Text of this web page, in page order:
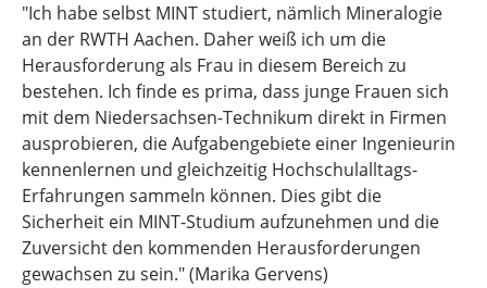
"Ich habe selbst MINT studiert, nämlich Mineralogie
an der RWTH Aachen. Daher weiß ich um die
Herausforderung als Frau in diesem Bereich zu
bestehen. Ich finde es prima, dass junge Frauen sich
mit dem Niedersachsen-Technikum direkt in Firmen
ausprobieren, die Aufgabengebiete einer Ingenieurin
kennenlernen und gleichzeitig Hochschulalltags-
Erfahrungen sammeln können. Dies gibt die
Sicherheit ein MINT-Studium aufzunehmen und die
Zuversicht den kommenden Herausforderungen
gewachsen zu sein." (Marika Gervens)